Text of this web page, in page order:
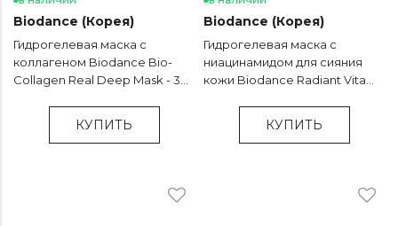
Biodance (Корея)
Гидрогелевая маска с
коллагеном Biodance Bio-
Collagen Real Deep Mask - 34
КУПИТЬ
Biodance (Корея)
Гидрогелевая маска с
ниацинамидом для сияния
кожи Biodance Radiant Vita
КУПИТЬ